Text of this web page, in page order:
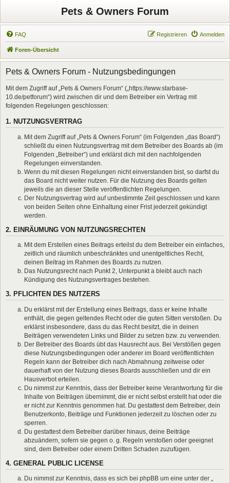
Pets & Owners Forum
FAQ Anmelden
Registrieren
Foren-Übersicht
Pets & Owners Forum - Nutzungsbedingungen
Mit dem Zugriff auf „Pets & Owners Forum“ („https://www.starbase-
10.de/petforum“) wird zwischen dir und dem Betreiber ein Vertrag mit
folgenden Regelungen geschlossen:
1. NUTZUNGSVERTRAG
Mit dem Zugriff auf „Pets & Owners Forum“ (im Folgenden „das Board“)
schließt du einen Nutzungsvertrag mit dem Betreiber des Boards ab (im
Folgenden „Betreiber“) und erklärst dich mit den nachfolgenden
Regelungen einverstanden.
Wenn du mit diesen Regelungen nicht einverstanden bist, so darfst du
das Board nicht weiter nutzen. Für die Nutzung des Boards gelten
jeweils die an dieser Stelle veröffentlichten Regelungen.
Der Nutzungsvertrag wird auf unbestimmte Zeit geschlossen und kann
von beiden Seiten ohne Einhaltung einer Frist jederzeit gekündigt
werden.
2. EINRÄUMUNG VON NUTZUNGSRECHTEN
Mit dem Erstellen eines Beitrags erteilst du dem Betreiber ein einfaches,
zeitlich und räumlich unbeschränktes und unentgeltliches Recht,
deinen Beitrag im Rahmen des Boards zu nutzen.
Das Nutzungsrecht nach Punkt 2, Unterpunkt a bleibt auch nach
Kündigung des Nutzungsvertrages bestehen.
3. PFLICHTEN DES NUTZERS
Du erklärst mit der Erstellung eines Beitrags, dass er keine Inhalte
enthält, die gegen geltendes Recht oder die guten Sitten verstoßen. Du
erklärst insbesondere, dass du das Recht besitzt, die in deinen
Beiträgen verwendeten Links und Bilder zu setzen bzw. zu verwenden.
Der Betreiber des Boards übt das Hausrecht aus. Bei Verstößen gegen
diese Nutzungsbedingungen oder anderer im Board veröffentlichten
Regeln kann der Betreiber dich nach Abmahnung zeitweise oder
dauerhaft von der Nutzung dieses Boards ausschließen und dir ein
Hausverbot erteilen.
Du nimmst zur Kenntnis, dass der Betreiber keine Verantwortung für die
Inhalte von Beiträgen übernimmt, die er nicht selbst erstellt hat oder die
er nicht zur Kenntnis genommen hat. Du gestattest dem Betreiber, dein
Benutzerkonto, Beiträge und Funktionen jederzeit zu löschen oder zu
sperren.
Du gestattest dem Betreiber darüber hinaus, deine Beiträge
abzuändern, sofern sie gegen o. g. Regeln verstoßen oder geeignet
sind, dem Betreiber oder einem Dritten Schaden zuzufügen.
4. GENERAL PUBLIC LICENSE
Du nimmst zur Kenntnis, dass es sich bei phpBB um eine unter der „